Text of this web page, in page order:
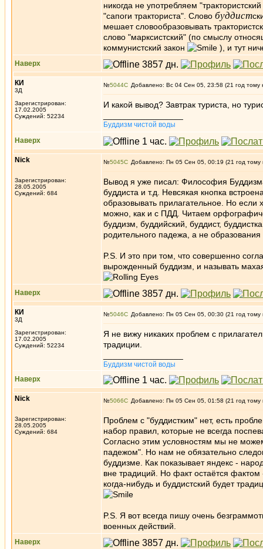
никогда не употребляем
"сапоги тракториста". Слово буддист
мешает словообразовывать
слово "марксистский" (по смыслу
коммунистский закон
), и тут
Наверх
КИ
3Д
Зарегистрирован:
17.02.2005
Суждений: 52234
№5044 Добавлено: Вс 04 Сен 05, 23:58 (21 год тому
И какой вывод? Завтрак туриста, но
Буддизм чистой воды
Наверх
Nick
Зарегистрирован:
28.05.2005
Суждений: 684
№5045 Добавлено: Пн 05 Сен 05, 00:19 (21 год тому
Вывод я уже писал: Философия
буддиста и т.д. Невсякая кнопка
образовывать прилагательное. Но
можно, как и с ПДД. Читаем
буддизм, буддийский, буддист,
родительного падежа, а не
P.S. И это при том, что совершенно
вырожденный буддизм, и называть
Наверх
КИ
3Д
Зарегистрирован:
17.02.2005
Суждений: 52234
№5046 Добавлено: Пн 05 Сен 05, 00:30 (21 год тому
Я не вижу никаких проблем с
традиции.
Буддизм чистой воды
Наверх
Nick
Зарегистрирован:
28.05.2005
Суждений: 684
№5066 Добавлено: Пн 05 Сен 05, 01:58 (21 год тому
Проблем с "буддистким" нет, есть
набор правил, которые не всегда
Согласно этим условностям мы не
падежом". Но нам не обязательно
буддизме. Как показывает яндекс -
вне традиций. Но факт остаётся фактом
когда-нибудь и буддистский будет
P.S. Я вот всегда пишу очень
военных действий.
Наверх